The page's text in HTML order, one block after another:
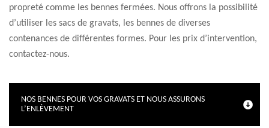
propreté comme les bennes fermées. Nous offrons la possibilité
d’utiliser les sacs de gravats, les bennes de diverses
contenances de différentes formes. Pour les prix d’intervention,
contactez-nous.
NOS BENNES POUR VOS GRAVATS ET NOUS ASSURONS
L’ENLÈVEMENT